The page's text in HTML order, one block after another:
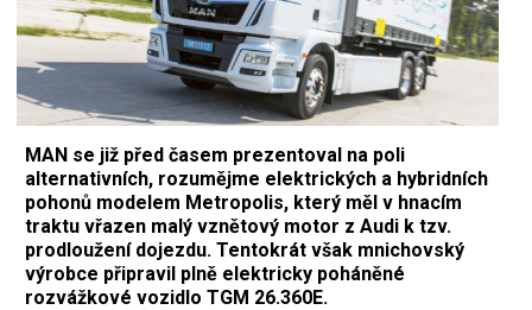
MAN se již před časem prezentoval na poli
alternativních, rozumějme elektrických a hybridních
pohonů modelem Metropolis, který měl v hnacím
traktu vřazen malý vznětový motor z Audi k tzv.
prodloužení dojezdu. Tentokrát však mnichovský
výrobce připravil plně elektricky poháněné
rozvážkové vozidlo TGM 26.360E.